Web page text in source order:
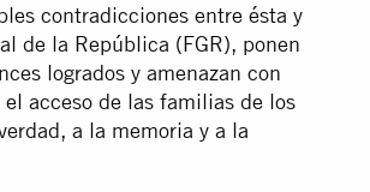
contradicciones entre ésta y
de la República (FGR), ponen
logrados y amenazan con
el acceso de las familias de los
a la memoria y a la